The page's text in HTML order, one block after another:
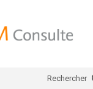
Rechercher